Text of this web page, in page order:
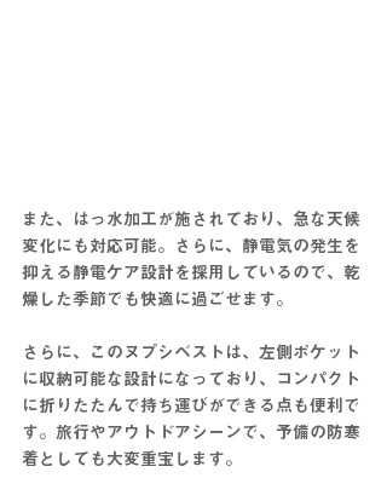
また、はっ水加工が施されており、急な天候
変化にも対応可能。さらに、静電気の発生を
抑える 静電ケア設計を採用しているので、乾
燥した季節でも快適に過ごせます。
さらに、このヌプシベストは、左側ポケット
に収納可能な設計になっており、コンパクト
に折りたたんで持ち運びができる点も便利で
す。旅行やアウトドアシーンで、予備の防寒
着としても大変重宝します。